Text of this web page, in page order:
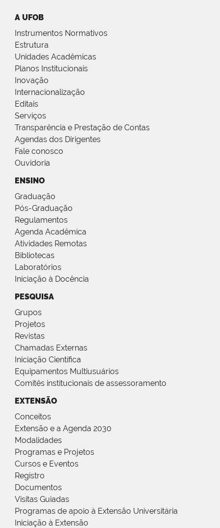
A UFOB
Instrumentos Normativos
Estrutura
Unidades Acadêmicas
Planos Institucionais
Inovação
Internacionalização
Editais
Serviços
Transparência e Prestação de Contas
Agendas dos Dirigentes
Fale conosco
Ouvidoria
ENSINO
Graduação
Pós-Graduação
Regulamentos
Agenda Acadêmica
Atividades Remotas
Bibliotecas
Laboratórios
Iniciação à Docência
PESQUISA
Grupos
Projetos
Revistas
Chamadas Externas
Iniciação Científica
Equipamentos Multiusuários
Comitês institucionais de assessoramento
EXTENSÃO
Conceitos
Extensão e a Agenda 2030
Modalidades
Programas e Projetos
Cursos e Eventos
Registro
Documentos
Visitas Guiadas
Programas de apoio à Extensão Universitária
Iniciação à Extensão